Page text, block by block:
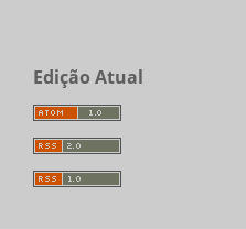
Edição Atual